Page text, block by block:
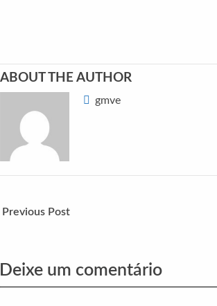
ABOUT THE AUTHOR
gmve
Previous Post
Deixe um comentário